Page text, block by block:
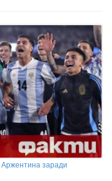
заради